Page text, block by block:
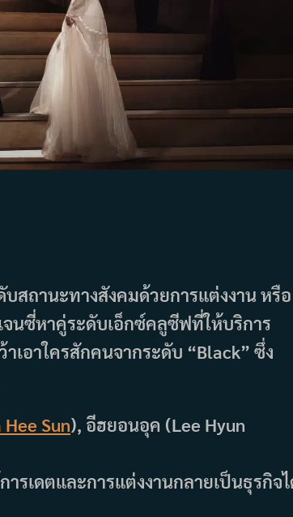
สถานะทางสังคมด้วยการแต่งงาน หรือ
นซี่หาคู่ระดับเอ็กซ์คลูซีฟที่ให้บริการ
เอาใครสักคนจากระดับ “Black” ซึ่ง
Sun), อีฮยอนอุค (Lee Hyun
รเดตและการแต่งงานกลายเป็นธุรกิจ